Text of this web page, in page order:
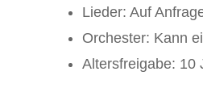
Lieder: Auf
Orchester: Kann
Altersfreigabe: 10